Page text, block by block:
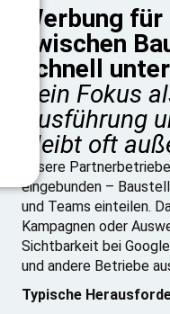
Werbung
zwischen
schnell unter
Dein Fokus
Ausführung
bleibt oft
Unsere
eingebunden –
und Teams einteilen.
Kampagnen oder
Sichtbarkeit bei
und andere Betriebe
Typische